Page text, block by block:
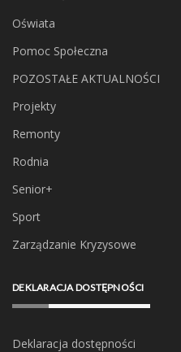
Oświata
Pomoc Społeczna
POZOSTAŁE AKTUALNOŚCI
Projekty
Remonty
Rodnia
Senior+
Sport
Zarządzanie Kryzysowe
DEKLARACJA DOSTĘPNOŚCI
Deklaracja dostępności